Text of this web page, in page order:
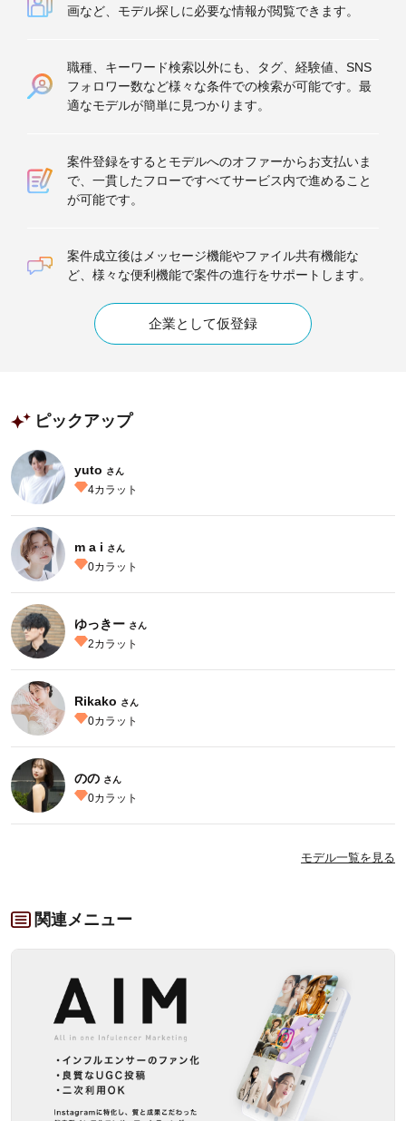
画など、モデル探しに必要な情報が閲覧できます。
職種、キーワード検索以外にも、タグ、経験値、SNS
フォロワー数など様々な条件での検索が可能です。最
適なモデルが簡単に見つかります。
案件登録をするとモデルへのオファーからお支払いま
で、一貫したフローですべてサービス内で進めること
が可能です。
案件成立後はメッセージ機能やファイル共有機能な
ど、様々な便利機能で案件の進行をサポートします。
企業として仮登録
ピックアップ
yuto さん
4カラット
m a i さん
0カラット
ゆっきー さん
2カラット
Rikako さん
0カラット
のの さん
0カラット
モデル一覧を見る
関連メニュー